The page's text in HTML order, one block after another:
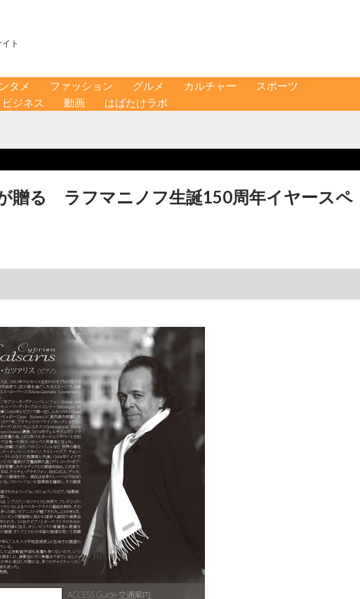
ト
タメ ファッション グルメ カルチャー
スポーツ
ビジネス 動画 はばたけラボ
贈る ラフマニノフ生誕150周年イヤースペ